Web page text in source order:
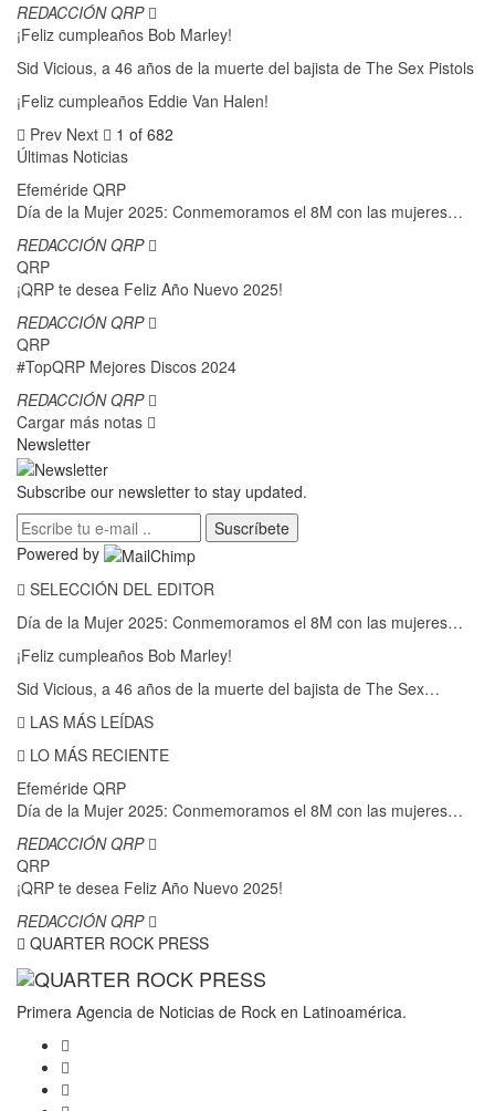
REDACCIÓN QRP
¡Feliz cumpleaños Bob Marley!
Sid Vicious, a 46 años de la muerte del bajista de The Sex Pistols
¡Feliz cumpleaños Eddie Van Halen!
Prev Next
1 of 682
Últimas Noticias
Efeméride QRP
Día de la Mujer 2025: Conmemoramos el 8M con las mujeres…
REDACCIÓN QRP
QRP
¡QRP te desea Feliz Año Nuevo 2025!
REDACCIÓN QRP
QRP
#TopQRP Mejores Discos 2024
REDACCIÓN QRP
Cargar más notas
Newsletter
Subscribe our newsletter to stay updated.
Suscríbete
Powered by
SELECCIÓN DEL EDITOR
Día de la Mujer 2025: Conmemoramos el 8M con las mujeres…
¡Feliz cumpleaños Bob Marley!
Sid Vicious, a 46 años de la muerte del bajista de The Sex…
LAS MÁS LEÍDAS
LO MÁS RECIENTE
Efeméride QRP
Día de la Mujer 2025: Conmemoramos el 8M con las mujeres…
REDACCIÓN QRP
QRP
¡QRP te desea Feliz Año Nuevo 2025!
REDACCIÓN QRP
QUARTER ROCK PRESS
Primera Agencia de Noticias de Rock en Latinoamérica.